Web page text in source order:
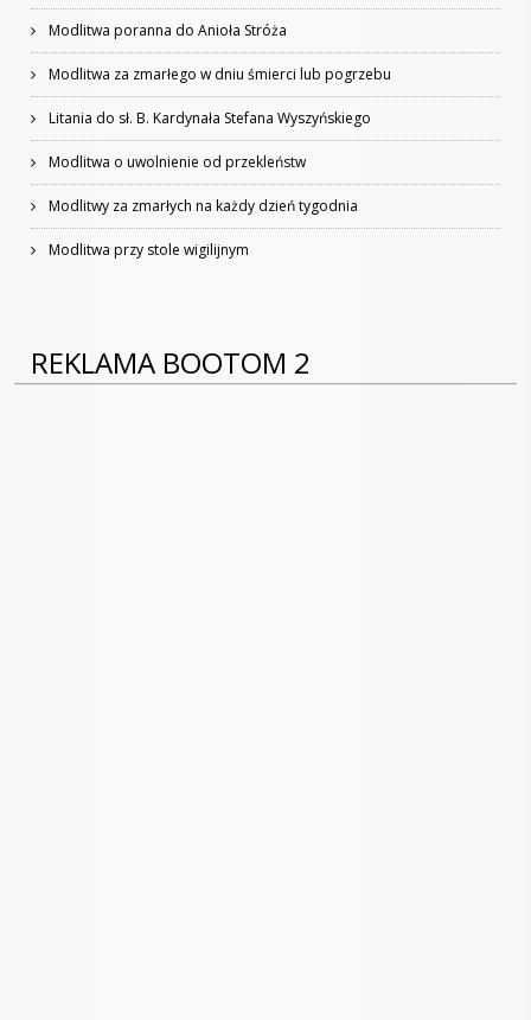
Modlitwa poranna do Anioła Stróża
Modlitwa za zmarłego w dniu śmierci lub pogrzebu
Litania do sł. B. Kardynała Stefana Wyszyńskiego
Modlitwa o uwolnienie od przekleństw
Modlitwy za zmarłych na każdy dzień tygodnia
Modlitwa przy stole wigilijnym
REKLAMA BOOTOM 2